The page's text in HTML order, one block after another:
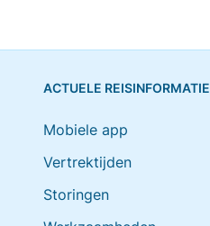
ACTUELE REISINFORMATIE
Mobiele app
Vertrektijden
Storingen